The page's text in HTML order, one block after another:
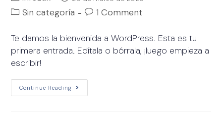
Sin categoría 1 Comment
Te damos la bienvenida a WordPress. Esta es tu
primera entrada. Edítala o bórrala, ¡luego empieza a
escribir!
Continue Reading